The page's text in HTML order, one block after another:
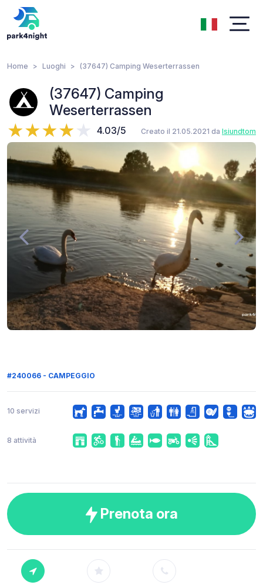
Home Luoghi (37647) Camping Weserterrassen
(37647) Camping
Weserterrassen
4.03/5 Creato il 21.05.2021 da Isiundtom
#240066 - CAMPEGGIO
10 servizi
8 attività
Prenota ora